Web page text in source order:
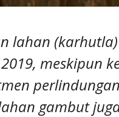
lahan
meskipun
gambut